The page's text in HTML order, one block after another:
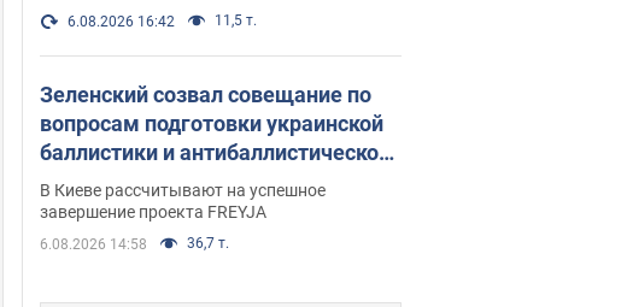
6.08.2026 16:42 11,5 т.
Зеленский созвал совещание по
вопросам подготовки украинской
баллистики и антибаллистической
программы FREYJA: какие
решения готовятся
В Киеве рассчитывают на успешное
завершение проекта FREYJA
6.08.2026 14:58 36,7 т.